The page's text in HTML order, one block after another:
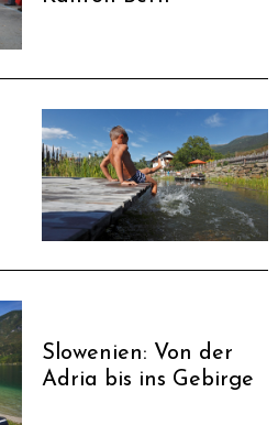
Slowenien: Von der
Adria bis ins Gebirge